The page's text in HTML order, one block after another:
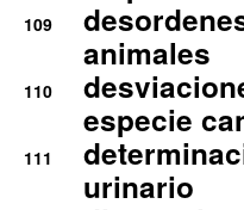
109
animales
110
especie
111
urinario